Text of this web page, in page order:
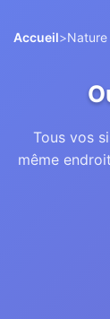
Accueil>Nature
Tous vos
même